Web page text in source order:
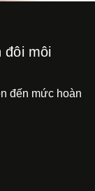
đôi môi
đến mức hoàn